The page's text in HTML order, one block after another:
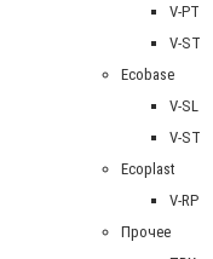
V-PT
V-ST
Ecobase
V-SL
V-ST
Ecoplast
V-RP
Прочее